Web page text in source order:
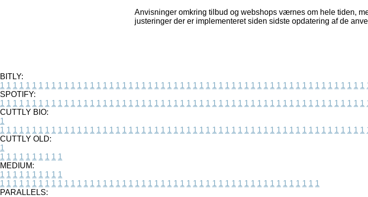
Anvisninger omkring tilbud og webshops værnes om hele tiden,
justeringer der er implementeret siden sidste opdatering af de
BITLY:
1 1 1 1 1 1 1 1 1 1 1 1 1 1 1 1 1 1 1 1 1 1 1 1 1 1 1 1 1 1 1 1 1 1 1 1 1 1 1 1 1 1 1 1 1 1 1 1 1 1 1 1 1 1 1 1 1
SPOTIFY:
1 1 1 1 1 1 1 1 1 1 1 1 1 1 1 1 1 1 1 1 1 1 1 1 1 1 1 1 1 1 1 1 1 1 1 1 1 1 1 1 1 1 1 1 1 1 1 1 1 1 1 1 1 1 1 1 1
CUTTLY BIO:
1
1 1 1 1 1 1 1 1 1 1 1 1 1 1 1 1 1 1 1 1 1 1 1 1 1 1 1 1 1 1 1 1 1 1 1 1 1 1 1 1 1 1 1 1 1 1 1 1 1 1 1 1 1 1 1 1 1
CUTTLY OLD:
1
1 1 1 1 1 1 1 1 1 1
MEDIUM:
1 1 1 1 1 1 1 1 1 1
1 1 1 1 1 1 1 1 1 1 1 1 1 1 1 1 1 1 1 1 1 1 1 1 1 1 1 1 1 1 1 1 1 1 1 1 1 1 1 1 1 1 1 1 1 1 1 1 1 1
PARALLELS: